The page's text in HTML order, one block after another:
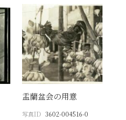
盂蘭盆会の用意
写真ID 3602-004516-0